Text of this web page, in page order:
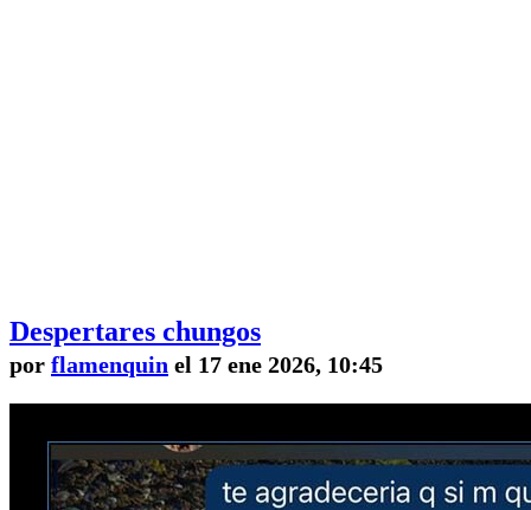
Despertares chungos
por flamenquin el 17 ene 2026, 10:45